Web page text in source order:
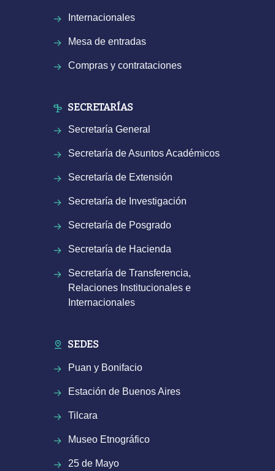
Internacionales
Mesa de entradas
Compras y contrataciones
SECRETARÍAS
Secretaría General
Secretaría de Asuntos Académicos
Secretaría de Extensión
Secretaría de Investigación
Secretaría de Posgrado
Secretaría de Hacienda
Secretaría de Transferencia,
Relaciones Institucionales e
Internacionales
SEDES
Puan y Bonifacio
Estación de Buenos Aires
Tilcara
Museo Etnográfico
25 de Mayo